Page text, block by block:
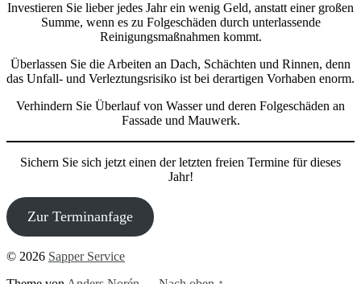
Investieren Sie lieber jedes Jahr ein wenig Geld, anstatt einer großen
Summe, wenn es zu Folgeschäden durch unterlassende
Reinigungsmaßnahmen kommt.
Überlassen Sie die Arbeiten an Dach, Schächten und Rinnen, denn
das Unfall- und Verleztungsrisiko ist bei derartigen Vorhaben enorm.
Verhindern Sie Überlauf von Wasser und deren Folgeschäden an
Fassade und Mauwerk.
Sichern Sie sich jetzt einen der letzten freien Termine für dieses
Jahr!
Zur Terminanfage
© 2026 Sapper Service